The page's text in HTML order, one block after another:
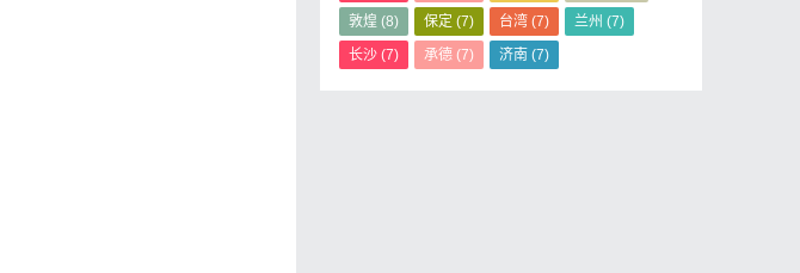
敦煌 (8) 保定 (7) 台湾 (7) 兰州 (7)
长沙 (7) 承德 (7) 济南 (7)